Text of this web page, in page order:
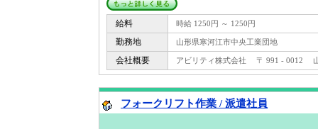
給料 時給 1250円 ～ 1250円
勤務地 山形県寒河江市中央工業団地
会社概要 アビリティ株式会社 〒 991 - 0012 山
フォークリフト作業 / 派遣社員